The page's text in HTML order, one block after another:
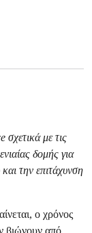
με τις
δομής για
την επιτάχυνση
ο χρόνος